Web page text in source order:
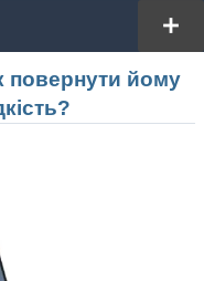
повернути йому